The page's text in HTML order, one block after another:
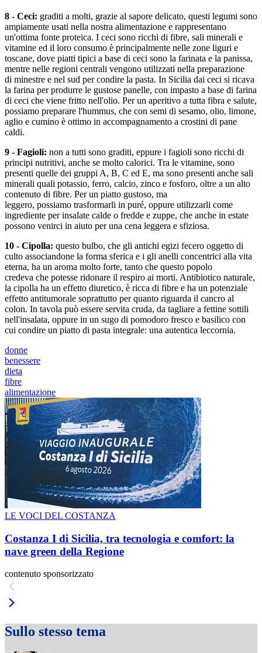
8 - Ceci: graditi a molti, grazie al sapore delicato, questi legumi sono
ampiamente usati nella nostra alimentazione e rappresentano
un'ottima fonte proteica. I ceci sono ricchi di fibre, sali minerali e
vitamine ed il loro consumo è principalmente nelle zone liguri e
toscane, dove piatti tipici a base di ceci sono la farinata e la panissa,
mentre nelle regioni centrali vengono utilizzati nella preparazione
di minestre e nel sud per condire la pasta. In Sicilia dai ceci si ricava
la farina per produrre le gustose panelle, con impasto a base di farina
di ceci che viene fritto nell'olio. Per un aperitivo a tutta fibra e salute,
possiamo preparare l'hummus, che con semi di sesamo, olio, limone,
aglio e cumino è ottimo in accompagnamento a crostini di pane
caldi.
9 - Fagioli: non a tutti sono graditi, eppure i fagioli sono ricchi di
principi nutritivi, anche se molto calorici. Tra le vitamine, sono
presenti quelle dei gruppi A, B, C ed E, ma sono presenti anche sali
minerali quali potassio, ferro, calcio, zinco e fosforo, oltre a un alto
contenuto di fibre. Per un piatto gustoso, ma
leggero, possiamo trasformarli in puré, oppure utilizzarli come
ingrediente per insalate calde o fredde e zuppe, che anche in estate
possono venirci in aiuto per una cena leggera e sfiziosa.
10 - Cipolla: questo bulbo, che gli antichi egizi fecero oggetto di
culto associandone la forma sferica e i gli anelli concentrici alla vita
eterna, ha un aroma molto forte, tanto che questo popolo
credeva che potesse ridonare il respiro ai morti. Antibiotico naturale,
la cipolla ha un effetto diuretico, è ricca di fibre e ha un potenziale
effetto antitumorale soprattutto per quanto riguarda il cancro al
colon. In tavola può essere servita cruda, da tagliare a fettine sottili
nell'insalata, oppure in un sugo di pomodoro fresco e basilico con
cui condire un piatto di pasta integrale: una autentica leccornia.
donne
benessere
dieta
fibre
alimentazione
LE VOCI DEL COSTANZA
Costanza I di Sicilia, tra tecnologia e comfort: la
nave green della Regione
contenuto sponsorizzato
Sullo stesso tema